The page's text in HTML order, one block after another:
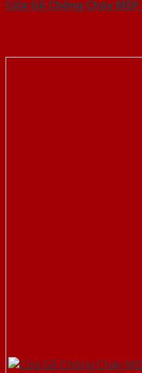
Cửa Gỗ Chống Cháy